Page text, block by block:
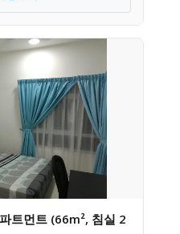
트먼트 (66m², 침실 2